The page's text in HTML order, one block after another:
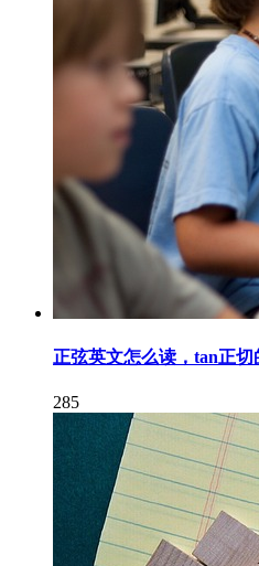
正弦英文怎么读，tan正切
285